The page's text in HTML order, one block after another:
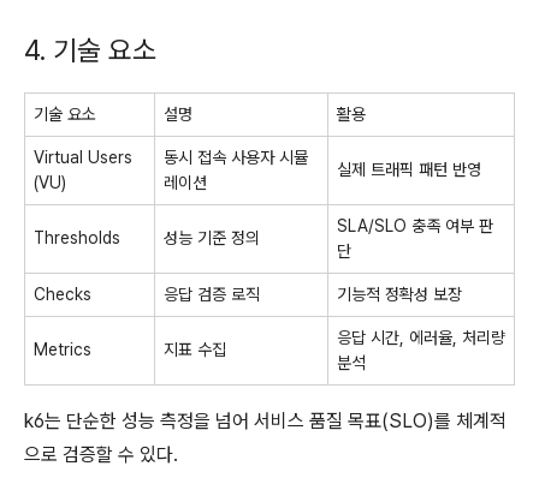
4. 기술 요소
기술 요소 설명 활용
Virtual Users
(VU)
동시 접속 사용자 시뮬
레이션
실제 트래픽 패턴 반영
Thresholds 성능 기준 정의
SLA/SLO 충족 여부 판
단
Checks 응답 검증 로직 기능적 정확성 보장
Metrics 지표 수집
응답 시간, 에러율, 처리량
분석
k6는 단순한 성능 측정을 넘어 서비스 품질 목표(SLO)를 체계적
으로 검증할 수 있다.